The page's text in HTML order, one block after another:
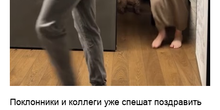
Поклонники и коллеги уже спешат поздравить